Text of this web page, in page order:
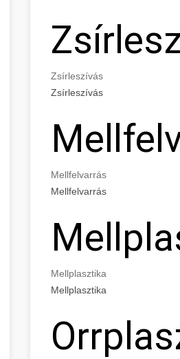
Zsírleszívás
Zsírleszívás
Mellfelvarrás
Mellfelvarrás
Mellplasztika
Mellplasztika